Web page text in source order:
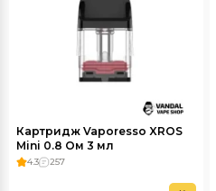
Картридж Vaporesso XROS
Mini 0.8 Ом 3 мл
4.3 257